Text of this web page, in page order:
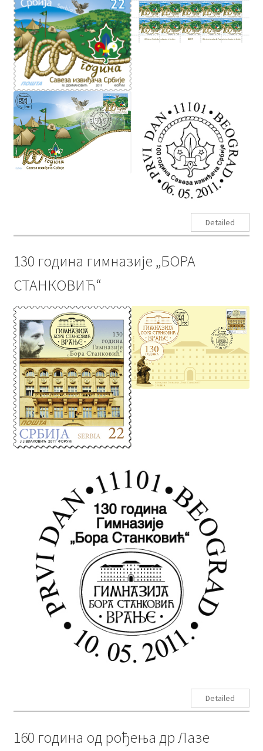
Detailed
130 година гимназије „БОРА
СТАНКОВИЋ“
Detailed
160 година од рођења др Лазе